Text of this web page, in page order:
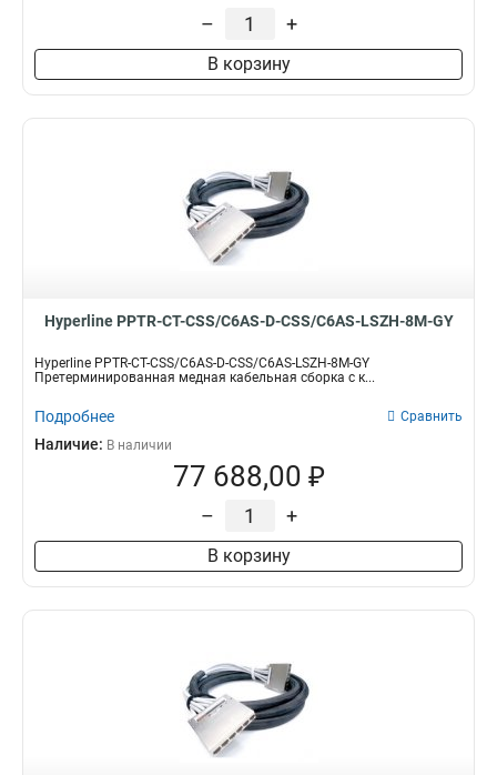
– +
В корзину
Hyperline PPTR-CT-CSS/C6AS-D-CSS/C6AS-LSZH-8M-GY
Hyperline PPTR-CT-CSS/C6AS-D-CSS/C6AS-LSZH-8M-GY
Претерминированная медная кабельная сборка с к...
Подробнее Сравнить
Наличие: В наличии
77 688,00 ₽
– +
В корзину